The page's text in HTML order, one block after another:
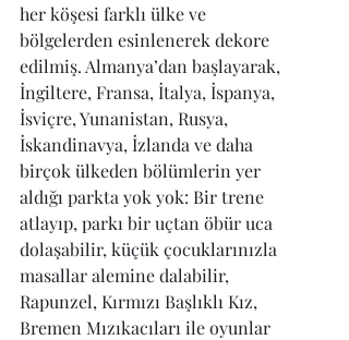
her köşesi farklı ülke ve
bölgelerden esinlenerek dekore
edilmiş. Almanya’dan başlayarak,
İngiltere, Fransa, İtalya, İspanya,
İsviçre, Yunanistan, Rusya,
İskandinavya, İzlanda ve daha
birçok ülkeden bölümlerin yer
aldığı parkta yok yok: Bir trene
atlayıp, parkı bir uçtan öbür uca
dolaşabilir, küçük çocuklarınızla
masallar alemine dalabilir,
Rapunzel, Kırmızı Başlıklı Kız,
Bremen Mızıkacıları ile oyunlar